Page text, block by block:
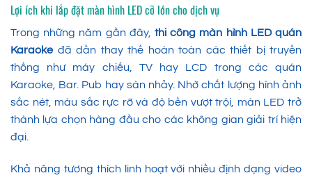
Lợi ích khi lắp đặt màn hình LED cỡ lớn cho dịch vụ
Trong những năm gần đây, thi công màn hình LED quán
Karaokeđã dần thay thế hoàn toàn các thiết bị truyền
thống như máy chiếu, TV hay LCD trong các quán
Karaoke, Bar. Pub hay sàn nhảy. Nhờ chất lượng hình ảnh
sắc nét, màu sắc rực rỡ và độ bền vượt trội, màn LED trở
thành lựa chọn hàng đầu cho các không gian giải trí hiện
đại.
Khả năng tương thích linh hoạt với nhiều định dạng video